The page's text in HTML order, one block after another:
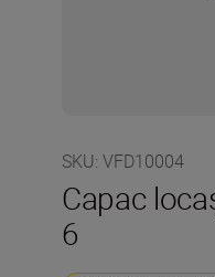
SKU: VFD10004
Capac
6